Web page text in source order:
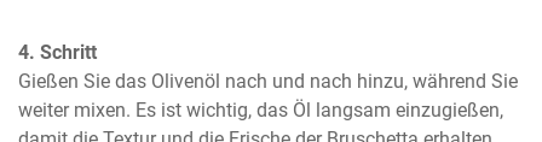
4. Schritt
Gießen Sie das Olivenöl nach und nach hinzu, während Sie
weiter mixen. Es ist wichtig, das Öl langsam einzugießen,